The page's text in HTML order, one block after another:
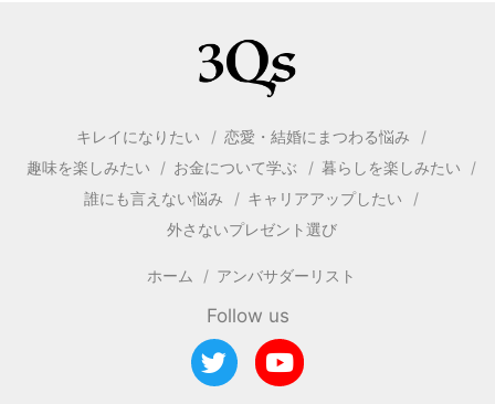
キレイになりたい
恋愛・結婚にまつわる悩み
趣味を楽しみたい
お金について学ぶ
暮らしを楽しみたい
誰にも言えない悩み
キャリアアップしたい
外さないプレゼント選び
ホーム アンバサダーリスト
Follow us